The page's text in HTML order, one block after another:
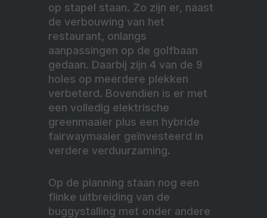
op stapel staan. Zo zijn er, naast
de verbouwing van het
restaurant, onlangs
aanpassingen op de golfbaan
gedaan. Daarbij zijn 4 van de 9
holes op meerdere plekken
verbeterd. Bovendien is er met
een volledig elektrische
greenmaaier plus een hybride
fairwaymaaier geïnvesteerd in
verdere verduurzaming.
Op de planning staan nog een
flinke uitbreiding van de
buggystalling met onder andere